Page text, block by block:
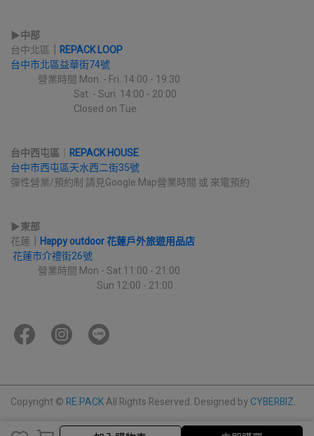
▶︎中部
台中北區
REPACK LOOP
台中市北區益華街74號
營業時間 Mon. - Fri. 14:00 - 19:30
Sat. - Sun. 14:00 - 20:00
Closed on Tue.
台中西屯區
REPACK HOUSE
台中市西屯區天水西二街35號
彈性營業/預約制 請見Google Map營業時間 或 來電預約
▶︎東部
花蓮
Happy outdoor 花蓮戶外旅遊用品店
花蓮市介禮街26號
營業時間 Mon - Sat 11:00 - 21:00
Sun 12:00 - 21:00
Copyright ©RE.PACKAll Rights Reserved. Designed byCYBERBIZ.